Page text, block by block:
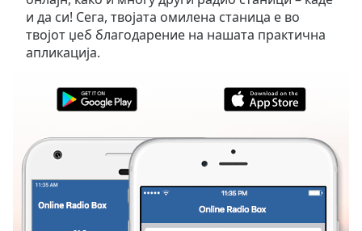
Mute
Current
Time0:00
Duration-:-
Stream
Type
LIVE
Seek to
currently
и да си! Сега, твојата омилена станица е во
твојот џеб благодарение на нашата практична
апликација.